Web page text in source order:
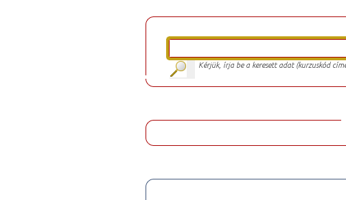
Kérjük, írja be a keresett adat (kurzuskód